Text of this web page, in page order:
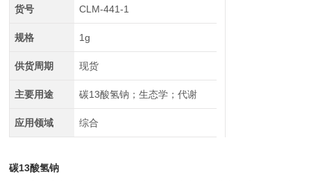
货号 CLM-441-1
规格 1g
供货周期 现货
主要用途 碳13酸氢钠；生态学；代谢
应用领域 综合
碳13酸氢钠